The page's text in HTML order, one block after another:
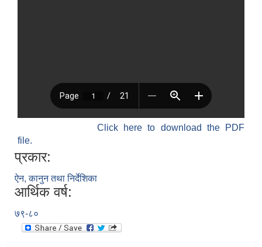
Click here to download the PDF
file.
प्रकार:
ऐन, कानुन तथा निर्देशिका
आर्थिक वर्ष:
७९-८०